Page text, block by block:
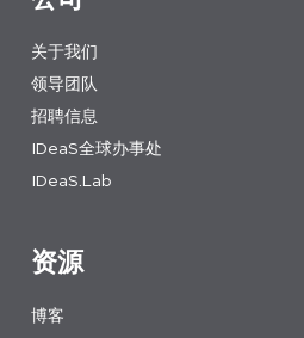
关于我们
领导团队
招聘信息
IDeaS全球办事处
IDeaS.Lab
资源
博客